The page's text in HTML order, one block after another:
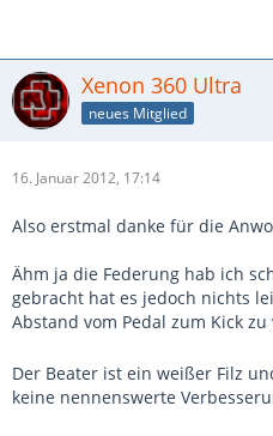
Xenon 360 Ultra
neues Mitglied
16. Januar 2012, 17:14
Also erstmal danke für die
Ähm ja die Federung hab ich
gebracht hat es jedoch nichts
Abstand vom Pedal zum Kick
Der Beater ist ein weißer Filz
keine nennenswerte